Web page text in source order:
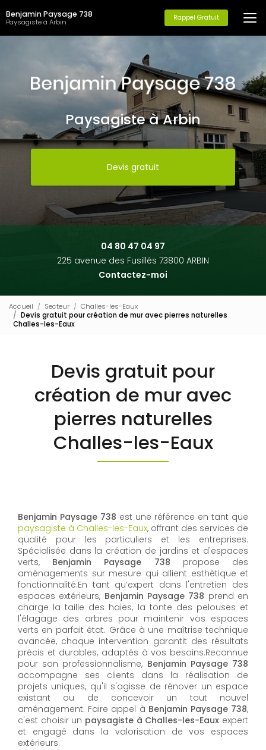
au
contenu
principal
Benjamin Paysage 738
Paysagiste à Arbin Rappel Gratuit
Paysagiste à Arbin
Devis gratuit
04 80 47 04 97
225 avenue des Fusillés 73800 ARBIN
Contactez-moi
Accueil Secteur
Challes-les-Eaux
Devis gratuit pour création de mur avec pierres naturelles
Challes-les-Eaux
Devis gratuit pour
création de mur avec
pierres naturelles
Challes-les-Eaux
Benjamin Paysage 738 est une référence en tant que
paysagiste à Challes-les-Eaux, offrant des services de
qualité pour les particuliers et les entreprises.
Spécialisée dans la création de jardins et d'espaces
verts, Benjamin Paysage 738 propose des
aménagements sur mesure qui allient esthétique et
fonctionnalité.En tant qu’expert dans l'entretien des
espaces extérieurs, Benjamin Paysage 738 prend en
charge la taille des haies, la tonte des pelouses et
l'élagage des arbres pour maintenir vos espaces
verts en parfait état. Grâce à une maîtrise technique
avancée, chaque intervention garantit des résultats
précis et durables, adaptés à vos besoins.Reconnue
pour son professionnalisme, Benjamin Paysage 738
accompagne ses clients dans la réalisation de
projets uniques, qu'il s'agisse de rénover un espace
existant ou de concevoir un tout nouvel
aménagement. Faire appel à Benjamin Paysage 738,
c'est choisir un paysagiste à Challes-les-Eaux expert
et engagé dans la valorisation de vos espaces
extérieurs.